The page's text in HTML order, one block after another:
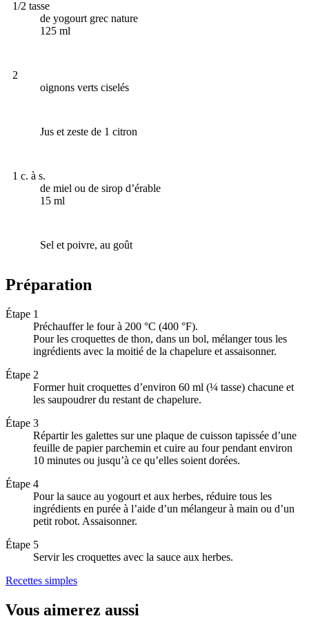
1/2 tasse
de yogourt grec nature
125 ml
2
oignons verts ciselés
Jus et zeste de 1 citron
1 c. à s.
de miel ou de sirop d’érable
15 ml
Sel et poivre, au goût
Préparation
Étape 1
Préchauffer le four à 200 °C (400 °F).
Pour les croquettes de thon, dans un bol, mélanger tous les
ingrédients avec la moitié de la chapelure et assaisonner.
Étape 2
Former huit croquettes d’environ 60 ml (¼ tasse) chacune et
les saupoudrer du restant de chapelure.
Étape 3
Répartir les galettes sur une plaque de cuisson tapissée d’une
feuille de papier parchemin et cuire au four pendant environ
10 minutes ou jusqu’à ce qu’elles soient dorées.
Étape 4
Pour la sauce au yogourt et aux herbes, réduire tous les
ingrédients en purée à l’aide d’un mélangeur à main ou d’un
petit robot. Assaisonner.
Étape 5
Servir les croquettes avec la sauce aux herbes.
Recettes simples
Vous aimerez aussi